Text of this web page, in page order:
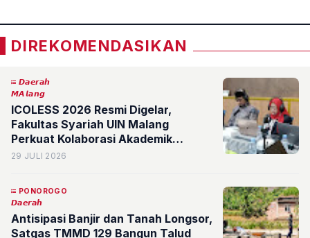
DIREKOMENDASIKAN
𝘿𝙖𝙚𝙧𝙖𝙝
𝙈𝘼𝙡𝙖𝙣𝙜
ICOLESS 2026 Resmi Digelar,
Fakultas Syariah UIN Malang
Perkuat Kolaborasi Akademik
Internasional
29 JULI 2026
PONOROGO
𝘿𝙖𝙚𝙧𝙖𝙝
Antisipasi Banjir dan Tanah Longsor,
Satgas TMMD 129 Bangun Talud